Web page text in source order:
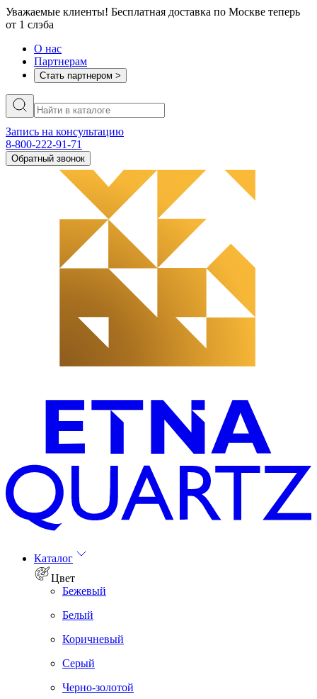
Уважаемые клиенты! Бесплатная доставка по Москве теперь
от 1 слэба
О нас
Партнерам
Стать партнером >
Запись на консультацию
8-800-222-91-71
Обратный звонок
Каталог
Цвет
Бежевый
Белый
Коричневый
Серый
Черно-золотой